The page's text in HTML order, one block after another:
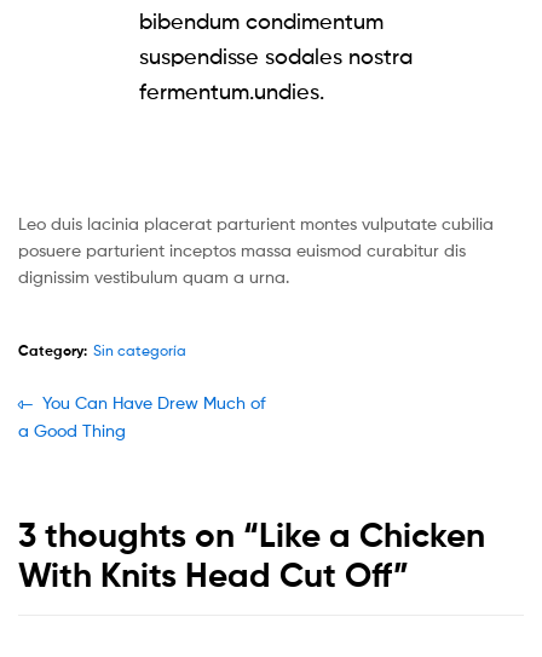
bibendum condimentum
suspendisse sodales nostra
fermentum.undies.
Leo duis lacinia placerat parturient montes vulputate cubilia
posuere parturient inceptos massa euismod curabitur dis
dignissim vestibulum quam a urna.
Category: Sin categoría
Navegación
de
Previous
post:
You Can Have Drew Much of
a Good Thing
3 thoughts on “Like a Chicken
With Knits Head Cut Off”